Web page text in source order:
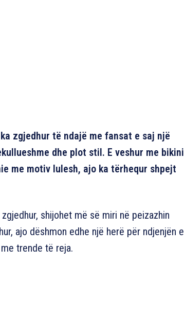
zgjedhur të ndajë me fansat e saj një
dhe plot stil. E veshur me bikini
me motiv lulesh, ajo ka tërhequr shpejt
shijohet më së miri në peizazhin
ajo dëshmon edhe një herë për ndjenjën e
trende të reja.